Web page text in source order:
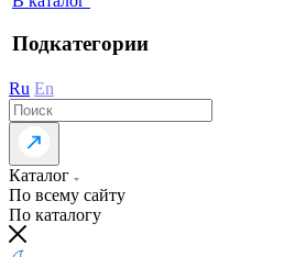
Подкатегории
Ru En
Каталог
По всему сайту
По каталогу